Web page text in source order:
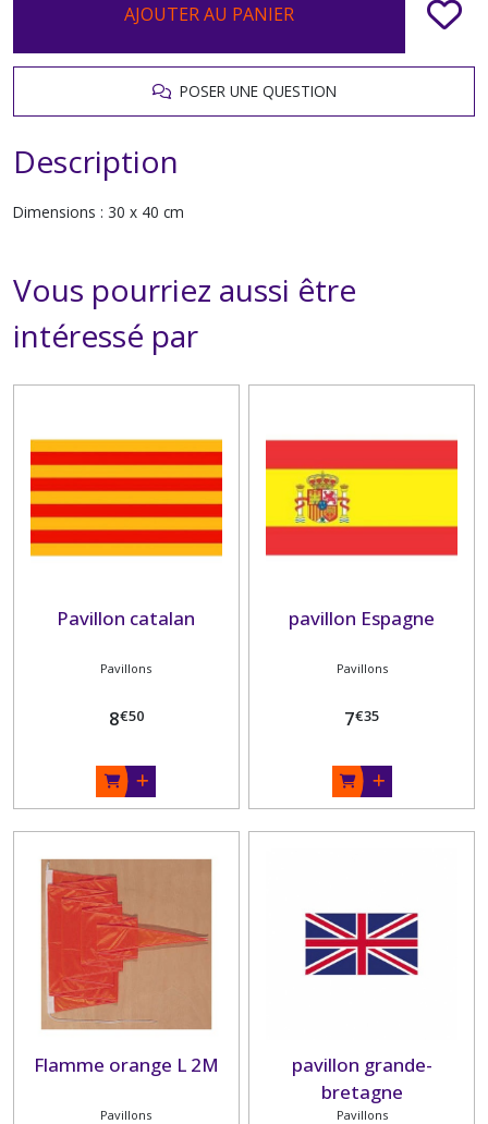
AJOUTER AU PANIER
POSER UNE QUESTION
Description
Dimensions : 30 x 40 cm
Vous pourriez aussi être
intéressé par
Pavillon catalan
Pavillons
8€50
pavillon Espagne
Pavillons
7€35
Flamme orange L 2M
Pavillons
pavillon grande-
bretagne
Pavillons